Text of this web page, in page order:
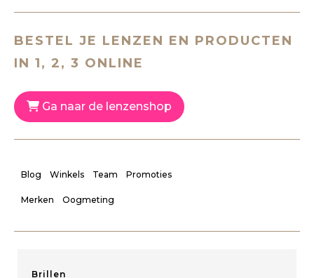
BESTEL JE LENZEN EN PRODUCTEN
IN 1, 2, 3 ONLINE
Ga naar de lenzenshop
Blog Winkels Team Promoties
Merken Oogmeting
Brillen